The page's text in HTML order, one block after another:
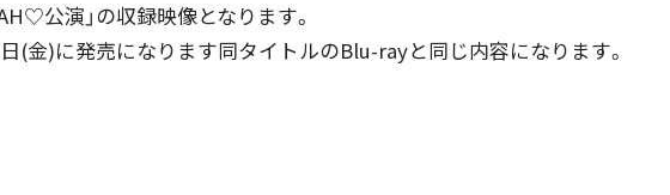
公演」の収録映像となります。
(金)に発売になります同タイトルのBlu-rayと同じ内容になります。